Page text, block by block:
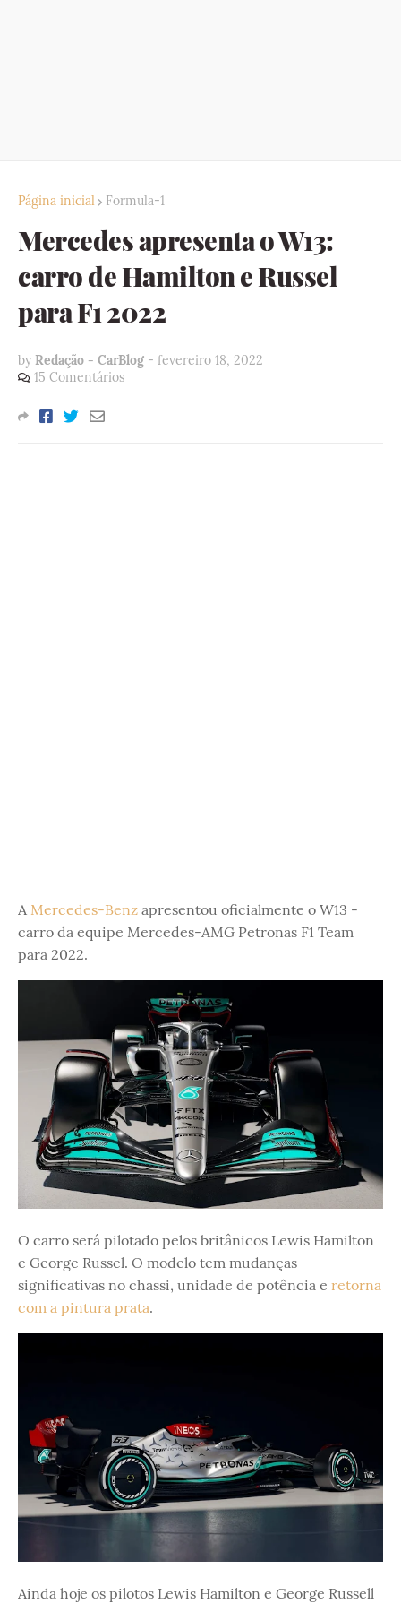
Página inicial Formula-1
Mercedes apresenta o W13:
carro de Hamilton e Russel
para F1 2022
by Redação - CarBlog - fevereiro 18, 2022
15 Comentários
A Mercedes-Benz apresentou oficialmente o W13 -
carro da equipe Mercedes-AMG Petronas F1 Team
para 2022.
O carro será pilotado pelos britânicos Lewis Hamilton
e George Russel. O modelo tem mudanças
significativas no chassi, unidade de potência e retorna
com a pintura prata.
Ainda hoje os pilotos Lewis Hamilton e George Russell